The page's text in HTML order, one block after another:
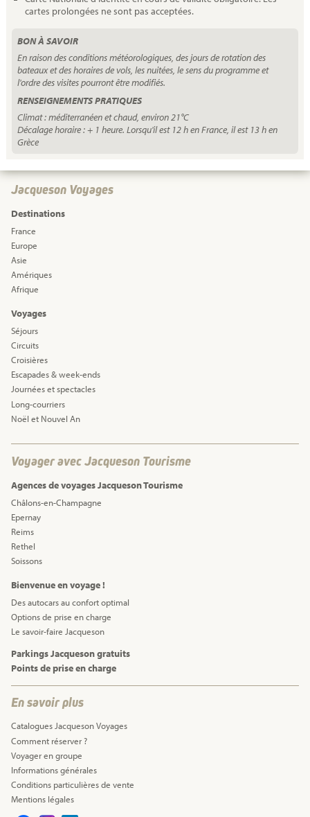
cartes prolongées ne sont pas acceptées.
BON À SAVOIR
En raison des conditions météorologiques, des jours de rotation des
bateaux et des horaires de vols, les nuitées, le sens du programme et
l'ordre des visites pourront être modifiés.
RENSEIGNEMENTS PRATIQUES
Climat : méditerranéen et chaud, environ 21°C
Décalage horaire : + 1 heure. Lorsqu'il est 12 h en France, il est 13 h en
Grèce
Jacqueson Voyages
Destinations
France
Europe
Asie
Amériques
Afrique
Voyages
Séjours
Circuits
Croisières
Escapades & week-ends
Journées et spectacles
Long-courriers
Noël et Nouvel An
Voyager avec Jacqueson Tourisme
Agences de voyages Jacqueson Tourisme
Châlons-en-Champagne
Epernay
Reims
Rethel
Soissons
Bienvenue en voyage !
Des autocars au confort optimal
Options de prise en charge
Le savoir-faire Jacqueson
Parkings Jacqueson gratuits
Points de prise en charge
En savoir plus
Catalogues Jacqueson Voyages
Comment réserver ?
Voyager en groupe
Informations générales
Conditions particulières de vente
Mentions légales